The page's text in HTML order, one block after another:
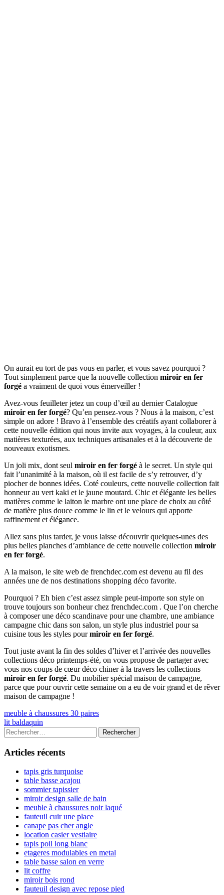
On aurait eu tort de pas vous en parler, et vous savez pourquoi ?
Tout simplement parce que la nouvelle collection miroir en fer
forgé a vraiment de quoi vous émerveiller !
Avez-vous feuilleter jetez un coup d’œil au dernier Catalogue
miroir en fer forgé? Qu’en pensez-vous ? Nous à la maison, c’est
simple on adore ! Bravo à l’ensemble des créatifs ayant collaborer à
cette nouvelle édition qui nous invite aux voyages, à la couleur, aux
matières texturées, aux techniques artisanales et à la découverte de
nouveaux exotismes.
Un joli mix, dont seul miroir en fer forgé à le secret. Un style qui
fait l’unanimité à la maison, où il est facile de s’y retrouver, d’y
piocher de bonnes idées. Coté couleurs, cette nouvelle collection fait
honneur au vert kaki et le jaune moutard. Chic et élégante les belles
matières comme le laiton le marbre ont une place de choix au côté
de matière plus douce comme le lin et le velours qui apporte
raffinement et élégance.
Allez sans plus tarder, je vous laisse découvrir quelques-unes des
plus belles planches d’ambiance de cette nouvelle collection miroir
en fer forgé.
A la maison, le site web de frenchdec.com est devenu au fil des
années une de nos destinations shopping déco favorite.
Pourquoi ? Eh bien c’est assez simple peut-importe son style on
trouve toujours son bonheur chez frenchdec.com . Que l’on cherche
à composer une déco scandinave pour une chambre, une ambiance
campagne chic dans son salon, un style plus industriel pour sa
cuisine tous les styles pourmiroir en fer forgé.
Tout juste avant la fin des soldes d’hiver et l’arrivée des nouvelles
collections déco printemps-été, on vous propose de partager avec
vous nos coups de cœur déco chiner à la travers les collections
miroir en fer forgé. Du mobilier spécial maison de campagne,
parce que pour ouvrir cette semaine on a eu de voir grand et de rêver
maison de campagne !
Navigation
de
l’article
Previous
article:
meuble à chaussures 30 paires
Next
article:
lit baldaquin
Colonne
latérale
principale
Rechercher :
Articles récents
tapis gris turquoise
table basse acajou
sommier tapissier
miroir design salle de bain
meuble à chaussures noir laqué
fauteuil cuir une place
canape pas cher angle
location casier vestiaire
tapis poil long blanc
etageres modulables en metal
table basse salon en verre
lit coffre
miroir bois rond
fauteuil design avec repose pied